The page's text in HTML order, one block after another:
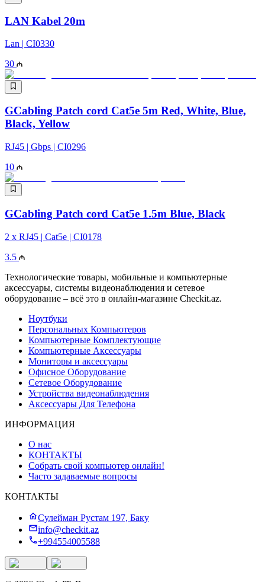
LAN Kabel 20m
Lan | CI0330
30
GCabling Patch cord Cat5e 5m Red, White, Blue,
Black, Yellow
RJ45 | Gbps | CI0296
10
GCabling Patch cord Cat5e 1.5m Blue, Black
2 x RJ45 | Cat5e | CI0178
3.5
Технологические товары, мобильные и компьютерные
аксессуары, системы видеонаблюдения и сетевое
оборудование – всё это в онлайн-магазине Checkit.az.
Ноутбуки
Персональных Компьютеров
Компьютерные Комплектующие
Компьютерные Аксессуары
Мониторы и аксессуары
Офисное Оборудование
Сетевое Оборудование
Устройства видеонаблюдения
Аксессуары Для Телефона
ИНФОРМАЦИЯ
О нас
КОНТАКТЫ
Собрать свой компьютер онлайн!
Часто задаваемые вопросы
КОНТАКТЫ
Сулейман Рустам 197, Баку
info@checkit.az
+994554005588